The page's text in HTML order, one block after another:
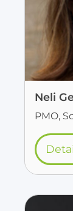
Neli
PMO,